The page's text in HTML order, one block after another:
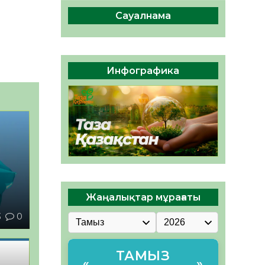
0
беруге дайын
ӘРБІР ДАУЫС – ҚОҒАМ
ДАМУЫНА ҚОСЫЛҒАН
ҮЛЕС
05.08.2026
39 0
Сауалнама
Инфографика
Жаңалықтар мұрағаты
ТАМЫЗ